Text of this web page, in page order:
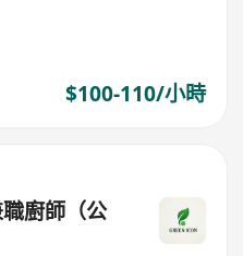
$100-110/小時
廚師（公